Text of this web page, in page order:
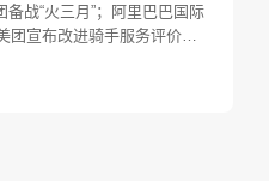
战“火三月”；阿里巴巴国际
宣布改进骑手服务评价规
...